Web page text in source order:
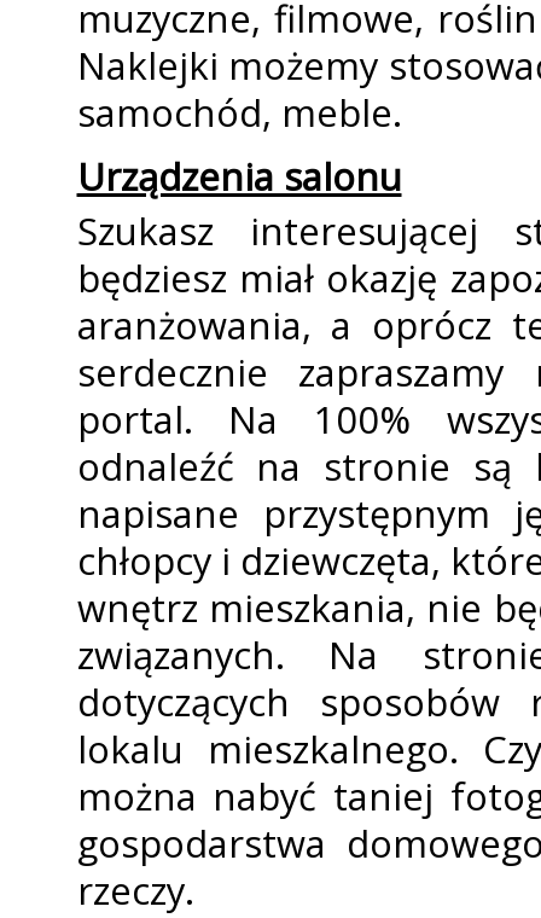
muzyczne, filmowe,
Naklejki możemy
samochód, meble.
Urządzenia salonu
Szukasz
będziesz miał okazję
aranżowania, a oprócz
serdecznie
portal. Na 100%
odnaleźć na stronie są
napisane przystępnym
chłopcy i dziewczęta,
wnętrz mieszkania, nie
związanych. Na
dotyczących
lokalu mieszkalnego.
można nabyć taniej
gospodarstwa
rzeczy.